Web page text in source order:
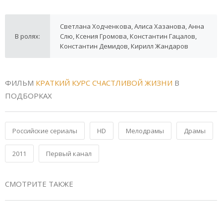
В ролях:
Светлана Ходченкова, Алиса Хазанова, Анна
Слю, Ксения Громова, Константин Гацалов,
Константин Демидов, Кирилл Жандаров
ФИЛЬМ КРАТКИЙ КУРС СЧАСТЛИВОЙ ЖИЗНИ В
ПОДБОРКАХ
Российские сериалы HD Мелодрамы Драмы
2011 Первый канал
СМОТРИТЕ ТАКЖЕ